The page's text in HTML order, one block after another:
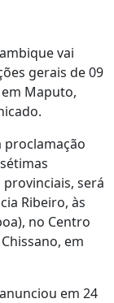
vai
gerais de 09
Maputo,
proclamação
será
Ribeiro, às
no Centro
em
em 24